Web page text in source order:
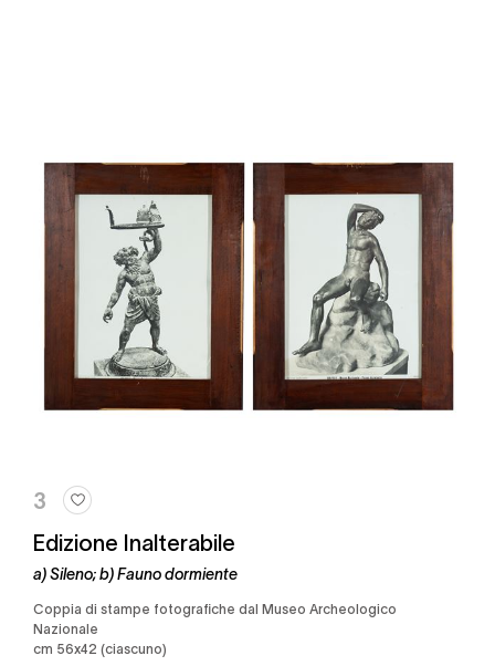
3
Edizione Inalterabile
a) Sileno; b) Fauno dormiente
Coppia di stampe fotografiche dal Museo Archeologico
Nazionale
cm 56x42 (ciascuno)